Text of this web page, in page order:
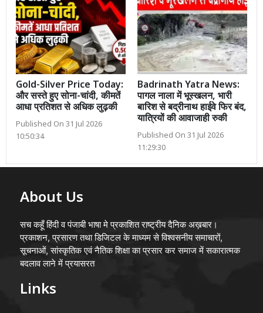
Gold-Silver Price Today:
और सस्ते हुए सोना-चांदी, कीमतें
आधा प्रतिशत से अधिक लुढ़की
Published On 31 Jul 2026
10:50:34
Badrinath Yatra News:
पागल नाला में भूस्खलन, भारी
बारिश से बद्रीनाथ हाईवे फिर बंद,
यात्रियों की आवाजाही रुकी
Published On 31 Jul 2026
11:29:30
About Us
सच कहूँ हिंदी व पंजाबी भाषा मे प्रकाशित राष्ट्रीय दैनिक अख़बार।
प्रकाशन, प्रसारण तथा डिजिटल के माध्यम से विश्वसनीय समाचारों,
सूचनाओं, सांस्कृतिक एवं नैतिक शिक्षा का प्रसार कर समाज में सकारात्मक
बदलाव लाने में प्रयासरत
Links